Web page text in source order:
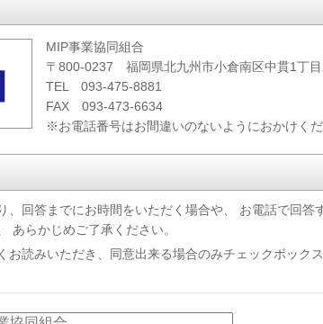
MIP事業協同組合
〒800-0237 福岡県北九州市小倉南区中貫1丁
TEL 093-475-8881
FAX 093-473-6634
※お電話番号はお間違いのないようにおかけくだ
回答までにお時間をいただく場合や、 お電話で回答
あらかじめご了承ください。
読みいただき、同意出来る場合のみチェックボック